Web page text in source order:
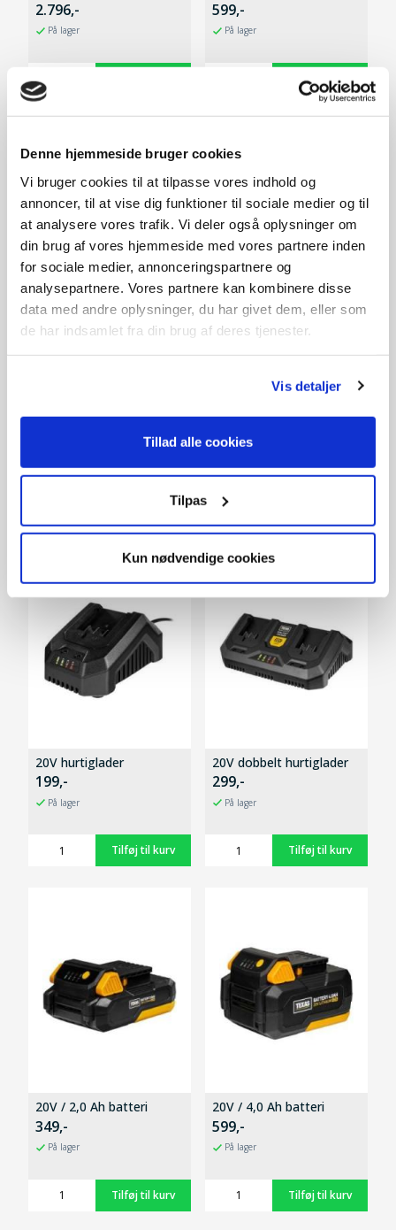
Denne hjemmeside bruger cookies
Vi bruger cookies til at tilpasse vores indhold og
annoncer, til at vise dig funktioner til sociale medier og til
at analysere vores trafik. Vi deler også oplysninger om
din brug af vores hjemmeside med vores partnere inden
for sociale medier, annonceringspartnere og
analysepartnere. Vores partnere kan kombinere disse
data med andre oplysninger, du har givet dem, eller som
de har indsamlet fra din brug af deres tjenester.
Vis detaljer
Tillad alle cookies
Tilpas
Kun nødvendige cookies
hurtiglader
2.796,-
På lager
599,-
På lager
Trimmersnøre 2.0mm
HTX2020 (2x20V) m/2
Tilbehør
20V hurtiglader
199,-
På lager
20V dobbelt hurtiglader
299,-
På lager
20V / 2,0 Ah batteri
349,-
På lager
20V / 4,0 Ah batteri
599,-
På lager